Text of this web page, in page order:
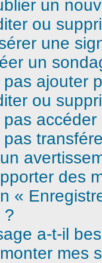
un
ou
une
un
ajouter
ou
des
«
?
a-t-il
mes